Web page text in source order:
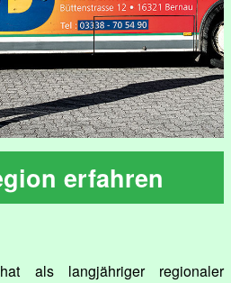
erfahren
als langjähriger regionaler